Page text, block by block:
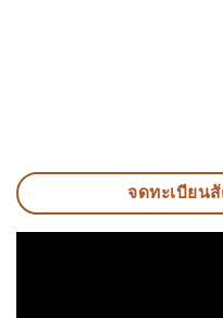
จดทะเบียน